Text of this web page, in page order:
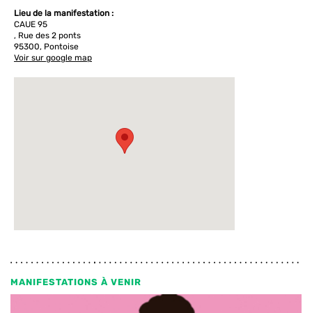
Lieu de la manifestation :
CAUE 95
, Rue des 2 ponts
95300, Pontoise
Voir sur google map
MANIFESTATIONS À VENIR